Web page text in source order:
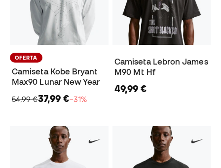
OFERTA
Camiseta Kobe Bryant
Max90 Lunar New Year
54,99 €37,99 €−31%
Camiseta Lebron James
M90 Mt Hf
49,99 €